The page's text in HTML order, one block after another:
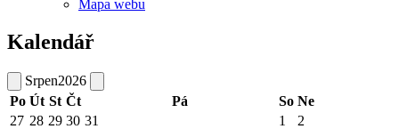
Mapa webu
Kalendář
Srpen2026
Po Út St Čt Pá So Ne
27 28 29 30 31 1
2